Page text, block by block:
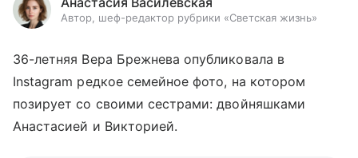
Автор, шеф-редактор рубрики «Светская жизнь»
36-летняя Вера Брежнева опубликовала в
Instagram редкое семейное фото, на котором
позирует со своими сестрами: двойняшками
Анастасией и Викторией.